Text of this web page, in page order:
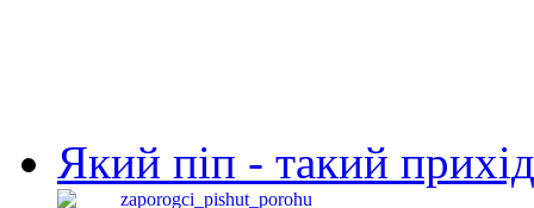
Який піп - такий